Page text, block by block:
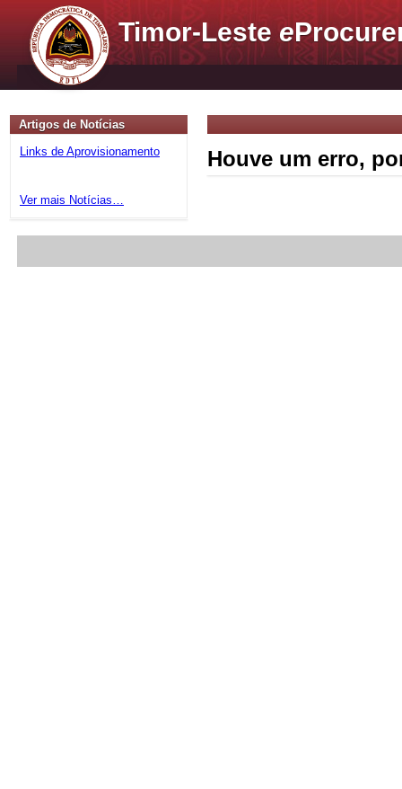
Timor-Lestee
Artigos de Notícias
Links de Aprovisionamento
Ver mais Notícias…
Houve um erro,